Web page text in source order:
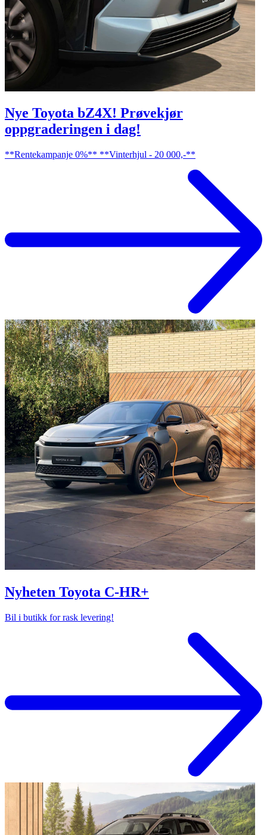
Nye Toyota bZ4X! Prøvekjør
oppgraderingen i dag!
**Rentekampanje 0%** **Vinterhjul - 20 000,-**
Nyheten Toyota C-HR+
Bil i butikk for rask levering!